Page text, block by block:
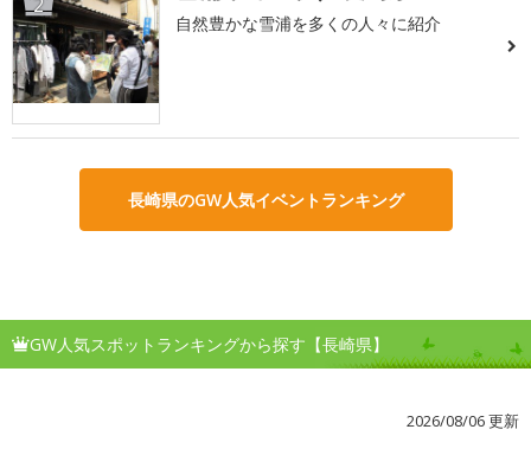
自然豊かな雪浦を多くの人々に紹介
長崎県のGW人気イベントランキング
GW人気スポットランキングから探す【長崎県】
2026/08/06 更新